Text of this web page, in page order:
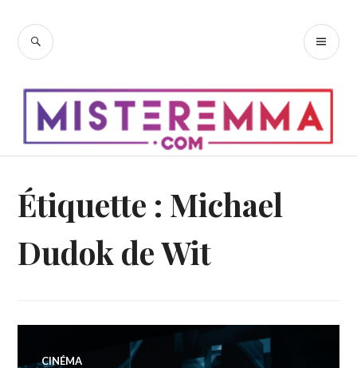
contenu
RECHERCHE
Étiquette : Michael
Dudok de Wit
CINÉMA